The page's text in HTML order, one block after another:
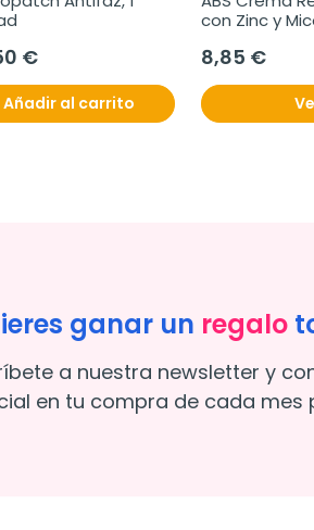
€
Añadir al carrito
con Zinc y
8,85 €
ganar un regalo
a nuestra newsletter y
en tu compra de cada mes